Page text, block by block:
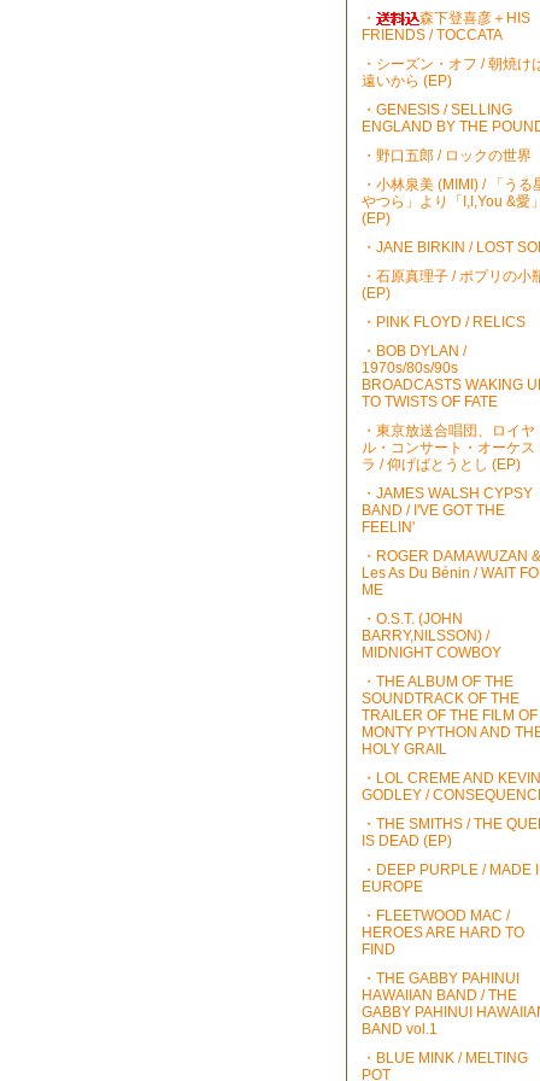
・
森下登喜彦＋HIS
FRIENDS / TOCCATA
・シーズン・オフ / 朝焼け
遠いから (EP)
・GENESIS / SELLING
ENGLAND BY THE
・野口五郎 / ロックの世界
・小林泉美 (MIMI) / 「うる
やつら」より「I,I,You &愛」
(EP)
・JANE BIRKIN / LOST
・石原真理子 / ポプリの小
(EP)
・PINK FLOYD / RELICS
・BOB DYLAN /
1970s/80s/90s
BROADCASTS WAKING
TO TWISTS OF FATE
・東京放送合唱団、ロイヤ
ル・コンサート・オーケス
ラ / 仰げばとうとし (EP)
・JAMES WALSH CYPSY
BAND / I'VE GOT THE
FEELIN'
・ROGER DAMAWUZAN &
Les As Du Bénin / WAIT
ME
・O.S.T. (JOHN
BARRY,NILSSON) /
MIDNIGHT COWBOY
・THE ALBUM OF THE
SOUNDTRACK OF THE
TRAILER OF THE FILM OF
MONTY PYTHON AND
HOLY GRAIL
・LOL CREME AND KEVIN
GODLEY /
・THE SMITHS / THE
IS DEAD (EP)
・DEEP PURPLE / MADE
EUROPE
・FLEETWOOD MAC /
HEROES ARE HARD TO
FIND
・THE GABBY PAHINUI
HAWAIIAN BAND / THE
GABBY PAHINUI
BAND vol.1
・BLUE MINK / MELTING
POT